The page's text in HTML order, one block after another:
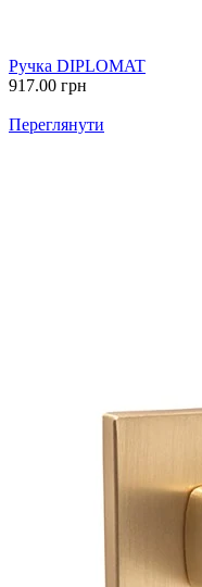
Ручка DIPLOMAT
917.00 грн
Переглянути